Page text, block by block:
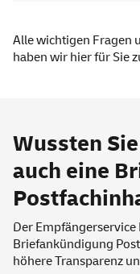
Alle wichtigen Fragen
haben wir hierfür Sie
Wussten
auch eine
Der Empfängerservice
Briefankündigung
höhere Transparenz